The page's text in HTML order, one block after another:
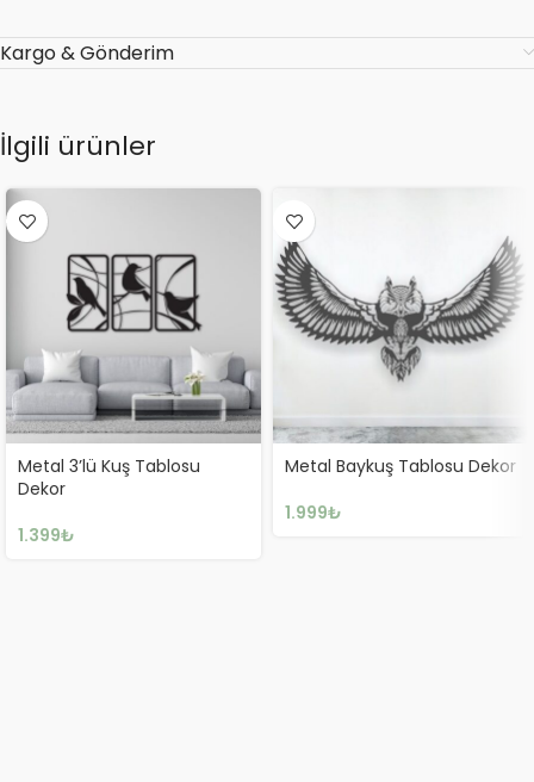
Kargo & Gönderim
İlgili ürünler
Metal 3’lü Kuş Tablosu
Dekor
1.399₺
Metal Baykuş Tablosu Dekor
1.999₺